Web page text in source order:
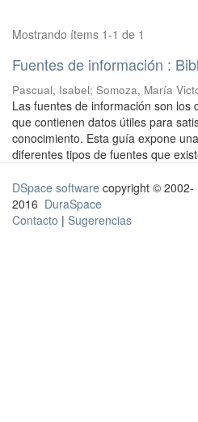
Mostrando ítems 1-1 de 1
Fuentes de información :
Pascual, Isabel; Somoza, María
Las fuentes de información son los
que contienen datos útiles para
conocimiento. Esta guía expone
diferentes tipos de fuentes que
DSpace software copyright © 2002-
2016 DuraSpace
Contacto | Sugerencias